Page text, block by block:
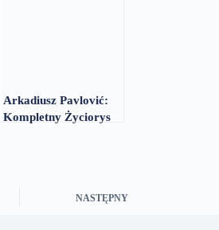
Arkadiusz Pavlović:
Kompletny Życiorys
NASTĘPNY